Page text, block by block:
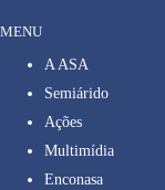
MENU
A ASA
Semiárido
Ações
Multimídia
Enconasa